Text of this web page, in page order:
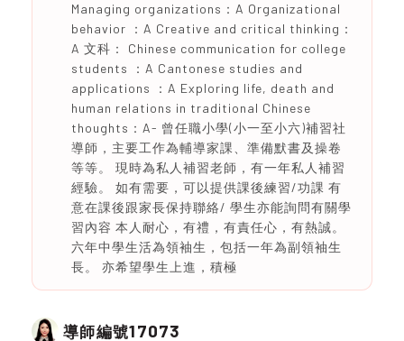
Managing organizations：A Organizational
behavior ：A Creative and critical thinking：
A 文科： Chinese communication for college
students ：A Cantonese studies and
applications ：A Exploring life, death and
human relations in traditional Chinese
thoughts：A- 曾任職小學(小一至小六)補習社
導師，主要工作為輔導家課、準備默書及操卷
等等。 現時為私人補習老師，有一年私人補習
經驗。 如有需要，可以提供課後練習/功課 有
意在課後跟家長保持聯絡/ 學生亦能詢問有關學
習內容 本人耐心，有禮，有責任心，有熱誠。
六年中學生活為領袖生，包括一年為副領袖生
長。 亦希望學生上進，積極
導師編號17073